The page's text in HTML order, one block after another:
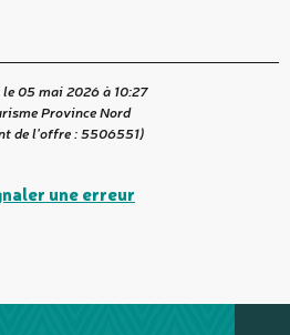
05 mai 2026 à 10:27
Province Nord
de l'offre :5506551)
une erreur